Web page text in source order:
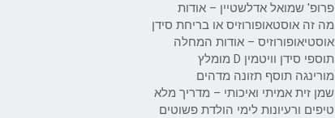
פרופ' שמואל אדלשטיין – אודות
מה זה אוסטאופורוזיס או בריחת סידן
אוסטיאופורוזיס – אודות המחלה
תוספי סידן וויטמין D מומלץ
מורינגה תוסף תזונה מדהים
שמן זית אמיתי ואיכותי – מדריך מלא
טיפים ורעיונות לימי הולדת פשוטים